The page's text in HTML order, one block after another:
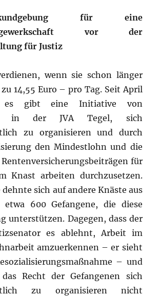
für eine
vor der
für Justiz
wenn sie schon länger
14,55 Euro – pro Tag. Seit April
es gibt eine Initiative von
in der JVA Tegel, sich
zu organisieren und durch
den Mindestlohn und die
für
Knast arbeiten durchzusetzen.
sich auf andere Knäste aus
600 Gefangene, die diese
unterstützen. Dagegen, dass der
es ablehnt, Arbeit im
amzuerkennen – er sieht
– und
Recht der Gefangenen sich
zu organisieren nicht